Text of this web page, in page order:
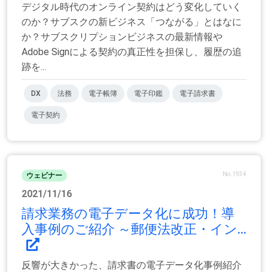
デジタル時代のオンライン契約はどう変化していく
のか？サブスクの新ビジネス「つながる」とはなに
か？サブスクリプションビジネスの最新情報や
Adobe Signによる契約の真正性を担保し、履歴の追
跡を...
DX 法務 電子帳簿 電子印鑑 電子請求書
電子契約
ウェビナー No.1934
2021/11/16
請求業務の電子データ化に成功！導
入事例のご紹介 ～郵便法改正・イン...
反響が大きかった、請求書の電子データ化事例紹介